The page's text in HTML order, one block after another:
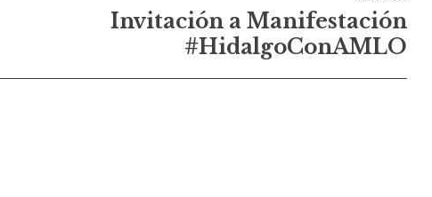
Invitación a Manifestación
#HidalgoConAMLO